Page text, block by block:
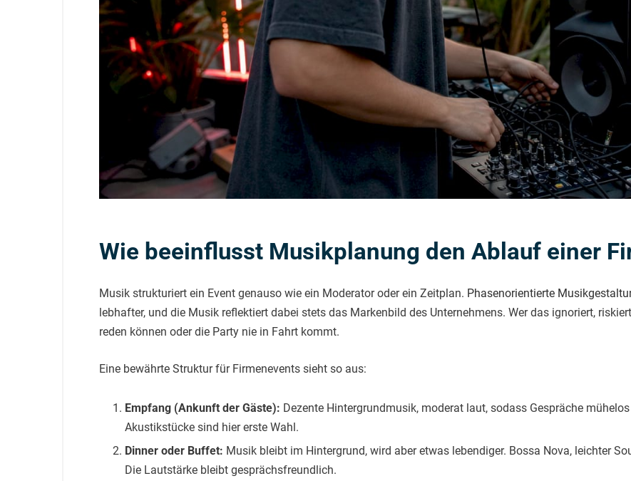
Wie beeinflusst Musikplanung den Ablauf einer
Musik strukturiert ein Event genauso wie ein Moderator oder ein Zeitplan. Phasenorientierte
lebhafter, und die Musik reflektiert dabei stets das Markenbild des Unternehmens. Wer das ignoriert,
reden können oder die Party nie in Fahrt kommt.
Eine bewährte Struktur für Firmenevents sieht so aus:
Empfang (Ankunft der Gäste): Dezente Hintergrundmusik, moderat laut, sodass Gespräche
Akustikstücke sind hier erste Wahl.
Dinner oder Buffet: Musik bleibt im Hintergrund, wird aber etwas lebendiger. Bossa Nova, leichter
Die Lautstärke bleibt gesprächsfreundlich.